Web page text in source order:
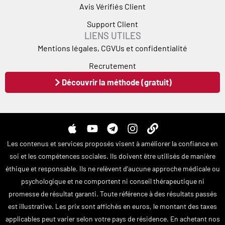
Avis Vérifiés Client
Support Client
LIENS UTILES
Mentions légales, CGVUs et confidentialité
Recrutement
Découvrir la méthode (gratuit)
A
p
p
l
e
Y
o
u
t
u
b
e
T
e
l
e
g
r
a
m
I
n
s
t
a
g
r
a
m
L
i
n
k
Les contenus et services proposés visent à améliorer la confiance en
soi et les compétences sociales. Ils doivent être utilisés de manière
éthique et responsable. Ils ne relèvent d’aucune approche médicale ou
psychologique et ne comportent ni conseil thérapeutique ni
promesse de résultat garanti. Toute référence à des résultats passés
est illustrative. Les prix sont affichés en euros, le montant des taxes
applicables peut varier selon votre pays de résidence. En achetant nos